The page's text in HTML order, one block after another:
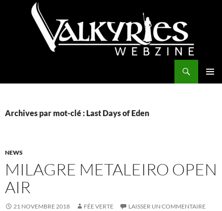
Archives par mot-clé : Last Days of Eden
NEWS
MILAGRE METALEIRO OPEN
AIR
21 NOVEMBRE 2018 FÉE VERTE LAISSER UN COMMENTAIRE